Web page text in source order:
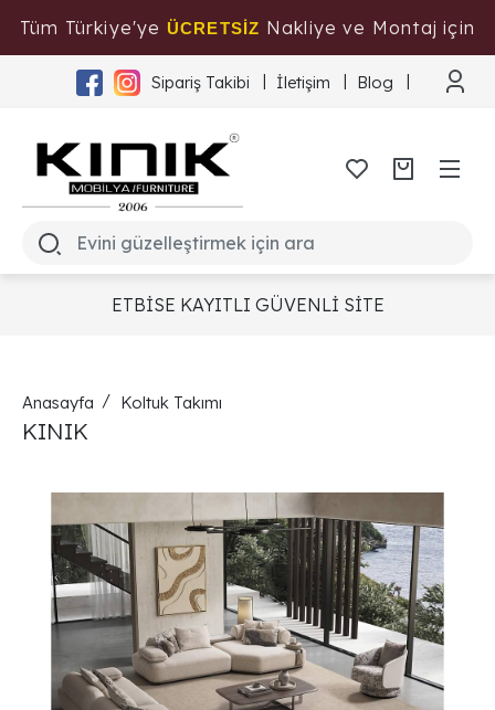
Tüm Türkiye'ye ÜCRETSİZ Nakliye ve Montaj için
Tıklayınız
Sipariş Takibi İletişim Blog
ETBİSE KAYITLI GÜVENLİ SİTE
Anasayfa Koltuk Takımı
KINIK